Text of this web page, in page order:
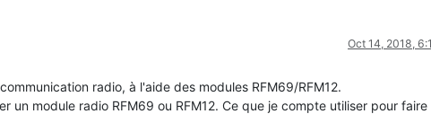
Oct 14, 2018,
radio, à l'aide des modules RFM69/RFM12.
un module radio RFM69 ou RFM12. Ce que je compte utiliser pour faire